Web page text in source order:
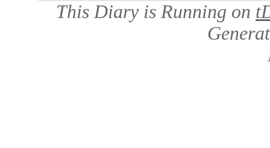
This Diary is Running on